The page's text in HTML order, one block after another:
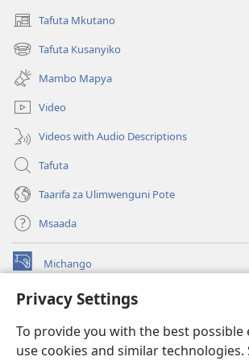
Privacy Settings
To provide you with the best possible
use cookies and similar technologies.
Tafuta Mkutano
(opens
new
window)
Tafuta Kusanyiko
(opens
new
window)
Mambo Mapya
Video
Videos with Audio Descriptions
Tafuta
Taarifa za Ulimwenguni Pote
Msaada
Michango
(opens
window)Watchtower MAKTABA KWENYE MTANDAO™
new
window)JW Hub ®
(opens